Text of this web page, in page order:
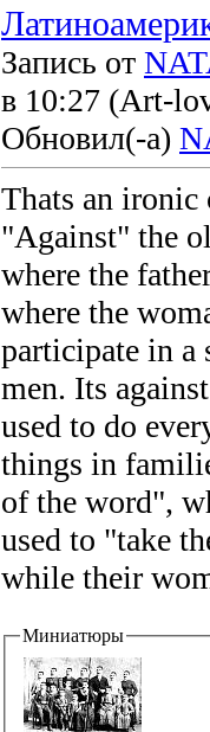
Запись от
в 10:27 (Art-
Обновил(-а)
Thats an
"Against" the
where the
where the
participate in a
men. Its
used to do
things in
of the word",
used to "take
while their
Миниатюры